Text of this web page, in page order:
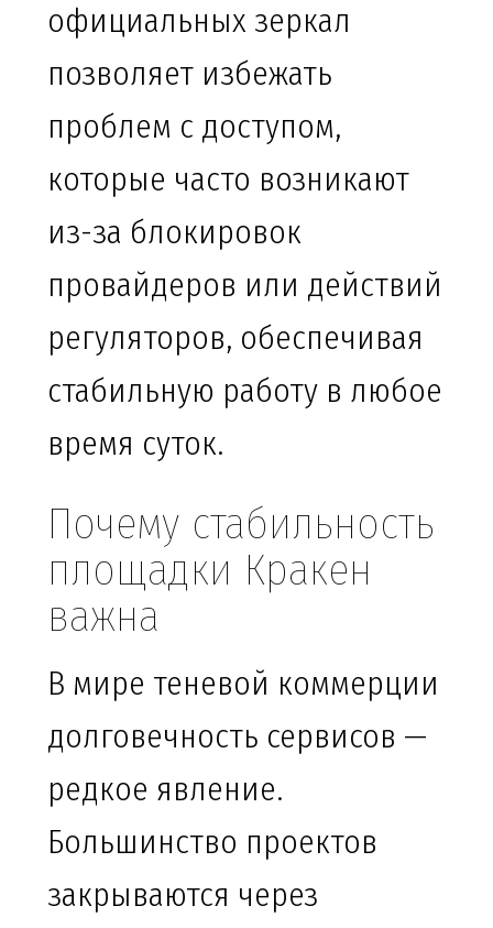
официальных зеркал
позволяет избежать
проблем с доступом,
которые часто возникают
из-за блокировок
провайдеров или действий
регуляторов, обеспечивая
стабильную работу в любое
время суток.
Почему стабильность
площадки Кракен
важна
В мире теневой коммерции
долговечность сервисов —
редкое явление.
Большинство проектов
закрываются через